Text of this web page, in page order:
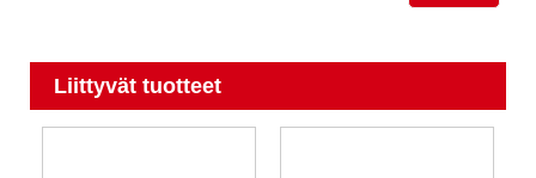
Liittyvät tuotteet